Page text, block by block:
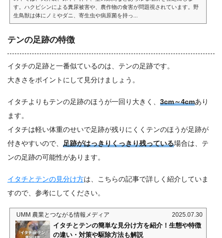
す。ハクビシンによる糞尿被害や、農作物の食害が問題視されています。野
生鳥獣は体にノミやダニ、寄生虫や病原菌を持っ...
テンの足跡の特徴
イタチの足跡と一番似ているのは、テンの足跡です。
大きさをポイントにして見分けましょう。
イタチよりもテンの足跡のほうが一回り大きく、 3cm～4cmあり
ます。
イタチは軽い体重のせいで足跡が残りにくくテンのほうが足跡が
付きやすいので、 足跡がはっきりくっきり残っている場合は、テ
ンの足跡の可能性があります。
イタチとテンの見分け方は、こちらの記事で詳しく紹介していま
すので、参考にしてください。
UMM 農業とつながる情報メディア 2025.07.30
イタチとテンの簡単な見分け方を紹介！生態や特徴
の違い・対策や駆除方法も解説